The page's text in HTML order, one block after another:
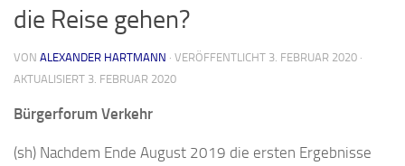
die Reise gehen?
VON ALEXANDER HARTMANN · VERÖFFENTLICHT 3. FEBRUAR 2020 ·
AKTUALISIERT 3. FEBRUAR 2020
Bürgerforum Verkehr
(sh) Nachdem Ende August 2019 die ersten Ergebnisse